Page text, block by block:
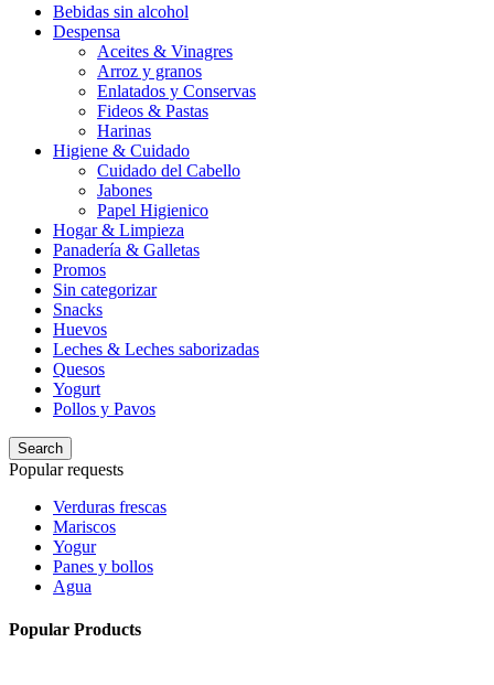
Bebidas sin alcohol
Despensa
Aceites & Vinagres
Arroz y granos
Enlatados y Conservas
Fideos & Pastas
Harinas
Higiene & Cuidado
Cuidado del Cabello
Jabones
Papel Higienico
Hogar & Limpieza
Panadería & Galletas
Promos
Sin categorizar
Snacks
Huevos
Leches & Leches saborizadas
Quesos
Yogurt
Pollos y Pavos
Search
Popular requests
Verduras frescas
Mariscos
Yogur
Panes y bollos
Agua
Popular Products